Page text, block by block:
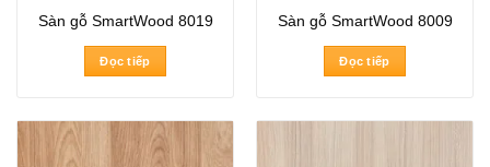
Sàn gỗ SmartWood 8019
Đọc tiếp
Sàn gỗ SmartWood 8009
Đọc tiếp